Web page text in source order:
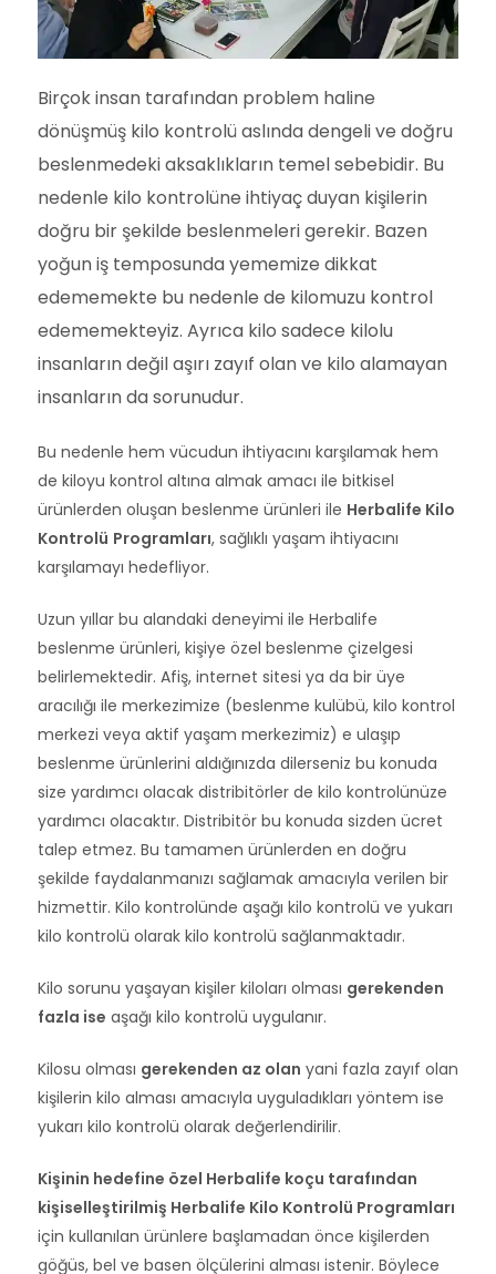
Birçok insan tarafından problem haline
dönüşmüş kilo kontrolü aslında dengeli ve doğru
beslenmedeki aksaklıkların temel sebebidir. Bu
nedenle kilo kontrolüne ihtiyaç duyan kişilerin
doğru bir şekilde beslenmeleri gerekir. Bazen
yoğun iş temposunda yememize dikkat
edememekte bu nedenle de kilomuzu kontrol
edememekteyiz. Ayrıca kilo sadece kilolu
insanların değil aşırı zayıf olan ve kilo alamayan
insanların da sorunudur.
Bu nedenle hem vücudun ihtiyacını karşılamak hem
de kiloyu kontrol altına almak amacı ile bitkisel
ürünlerden oluşan beslenme ürünleri ile Herbalife Kilo
Kontrolü Programları, sağlıklı yaşam ihtiyacını
karşılamayı hedefliyor.
Uzun yıllar bu alandaki deneyimi ile Herbalife
beslenme ürünleri, kişiye özel beslenme çizelgesi
belirlemektedir. Afiş, internet sitesi ya da bir üye
aracılığı ile merkezimize (beslenme kulübü, kilo kontrol
merkezi veya aktif yaşam merkezimiz) e ulaşıp
beslenme ürünlerini aldığınızda dilerseniz bu konuda
size yardımcı olacak distribitörler de kilo kontrolünüze
yardımcı olacaktır. Distribitör bu konuda sizden ücret
talep etmez. Bu tamamen ürünlerden en doğru
şekilde faydalanmanızı sağlamak amacıyla verilen bir
hizmettir. Kilo kontrolünde aşağı kilo kontrolü ve yukarı
kilo kontrolü olarak kilo kontrolü sağlanmaktadır.
Kilo sorunu yaşayan kişiler kiloları olması gerekenden
fazla ise aşağı kilo kontrolü uygulanır.
Kilosu olması gerekenden az olan yani fazla zayıf olan
kişilerin kilo alması amacıyla uyguladıkları yöntem ise
yukarı kilo kontrolü olarak değerlendirilir.
Kişinin hedefine özel Herbalife koçu tarafından
kişiselleştirilmiş Herbalife Kilo Kontrolü Programları
için kullanılan ürünlere başlamadan önce kişilerden
göğüs, bel ve basen ölçülerini alması istenir. Böylece